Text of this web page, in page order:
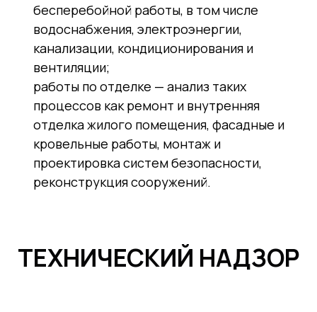
бесперебойной работы, в том числе
водоснабжения, электроэнергии,
канализации, кондиционирования и
вентиляции;
работы по отделке — анализ таких
процессов как ремонт и внутренняя
отделка жилого помещения, фасадные и
кровельные работы, монтаж и
проектировка систем безопасности,
реконструкция сооружений.
ТЕХНИЧЕСКИЙ НАДЗОР